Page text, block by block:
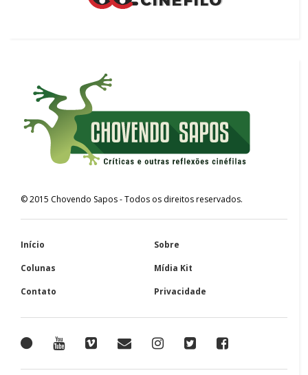
©2015 Chovendo Sapos- Todos os direitos reservados.
Início
Sobre
Colunas
Mídia Kit
Contato
Privacidade